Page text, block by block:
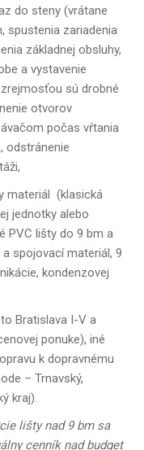
do steny (vrátane
spustenia zariadenia
základnej obsluhy,
a vystavenie
sú drobné
otvorov
počas vŕtania
odstránenie
materiál (klasická
jednotky alebo
PVC lišty do 9 bm a
spojovací materiál, 9
kondenzovej
Bratislava I-V a
ponuke), iné
k dopravnému
– Trnavský,
kraj).
lišty nad 9 bm sa
cenník nad budget